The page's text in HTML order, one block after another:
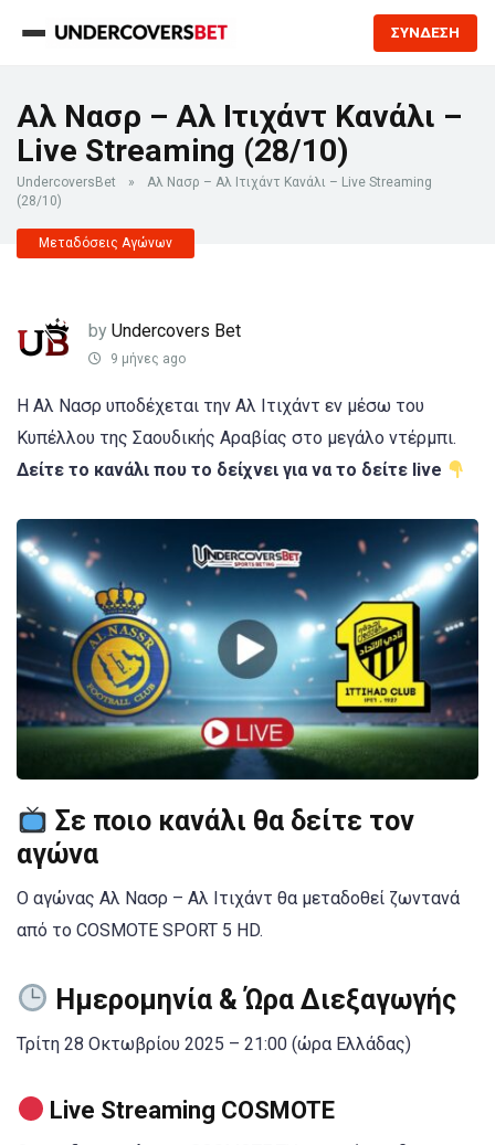
ΣΥΝΔΕΣΗ
Αλ Νασρ – Αλ Ιτιχάντ Κανάλι –
Live Streaming (28/10)
UndercoversBet »
Αλ Νασρ – Αλ Ιτιχάντ Κανάλι – Live Streaming
(28/10)
Μεταδόσεις Αγώνων
by Undercovers Bet
9 μήνες ago
Η Αλ Νασρ υποδέχεται την Αλ Ιτιχάντ εν μέσω του
Κυπέλλου της Σαουδικής Αραβίας στο μεγάλο ντέρμπι.
Δείτε το κανάλι που το δείχνει για να το δείτε live
Σε ποιο κανάλι θα δείτε τον
αγώνα
Ο αγώνας Αλ Νασρ – Αλ Ιτιχάντ θα μεταδοθεί ζωντανά
από το COSMOTE SPORT 5 HD.
Ημερομηνία & Ώρα Διεξαγωγής
Τρίτη 28 Οκτωβρίου 2025 – 21:00 (ώρα Ελλάδας)
Live Streaming COSMOTE